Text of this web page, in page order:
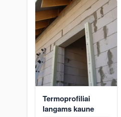
Termoprofiliai
langams kaune